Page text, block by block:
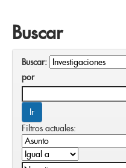
Buscar
Buscar:
por
Filtros actuales: